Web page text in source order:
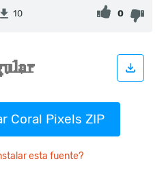
10 0
Coral Pixels ZIP
esta fuente?